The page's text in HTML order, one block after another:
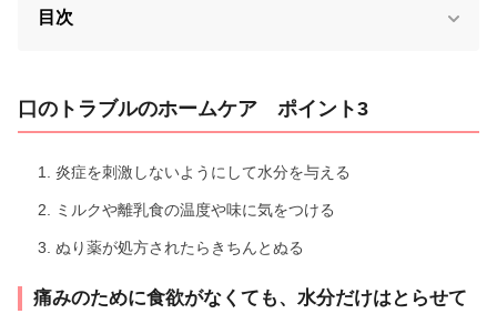
目次
口のトラブルのホームケア ポイント3
炎症を刺激しないようにして水分を与える
ミルクや離乳食の温度や味に気をつける
ぬり薬が処方されたらきちんとぬる
痛みのために食欲がなくても、水分だけはとらせて